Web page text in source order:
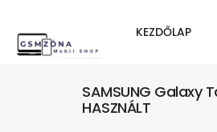
KEZDŐLAP
SAMSUNG Galaxy
HASZNÁLT